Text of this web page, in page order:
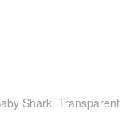
Shark, Transparent